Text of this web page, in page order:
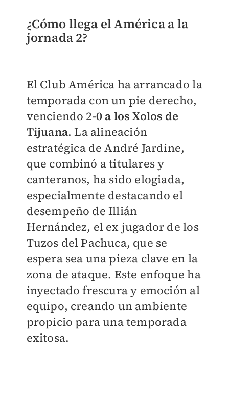
¿Cómo llega el América a la
jornada 2?
El Club América ha arrancado la
temporada con un pie derecho,
venciendo 2-0 a los Xolos de
Tijuana. La alineación
estratégica de André Jardine,
que combinó a titulares y
canteranos, ha sido elogiada,
especialmente destacando el
desempeño de Illián
Hernández, el ex jugador de los
Tuzos del Pachuca, que se
espera sea una pieza clave en la
zona de ataque. Este enfoque ha
inyectado frescura y emoción al
equipo, creando un ambiente
propicio para una temporada
exitosa.